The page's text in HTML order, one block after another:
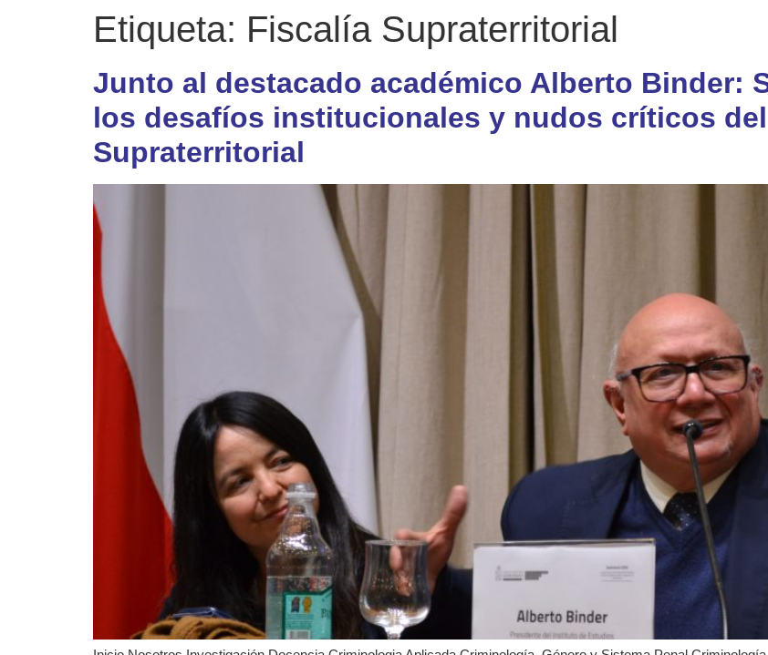
Etiqueta: Fiscalía Supraterritorial
Junto al destacado académico Alberto Binder:
los desafíos institucionales y nudos críticos
Supraterritorial